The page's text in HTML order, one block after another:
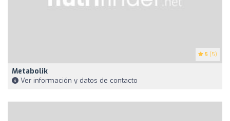
5 (5)
Metabolik
Ver información y datos de contacto